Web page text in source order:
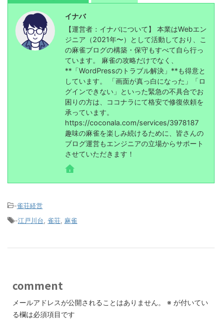
イナバ
【運営者：イナバについて】 本業はWebエン
ジニア（2021年〜）として活動しており、こ
の麻雀ブログの構築・保守もすべて自ら行っ
ています。 麻雀の攻略だけでなく、
**「WordPressのトラブル解決」**も得意と
しています。 「画面が真っ白になった」「ロ
グインできない」といった緊急の不具合でお
困りの方は、ココナラにて格安で修復依頼を
承っています。
https://coconala.com/services/3978187
趣味の麻雀を楽しみ続けるために、皆さんの
ブログ運営もエンジニアの立場からサポート
させていただきます！
-雀荘経営
-江戸川台 雀荘 麻雀
comment
メールアドレスが公開されることはありません。 ※ が付いてい
る欄は必須項目です